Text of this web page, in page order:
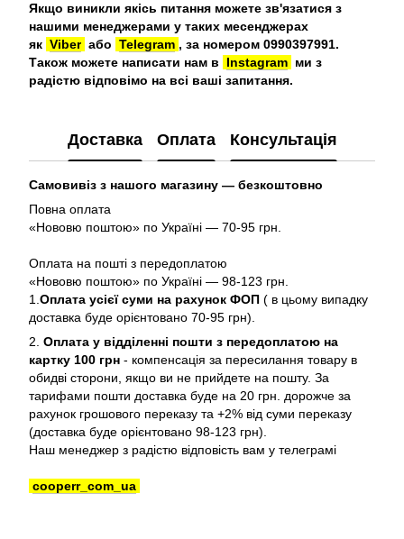
Якщо виникли якісь питання можете зв'язатися з
нашими менеджерами у таких месенджерах
як Viber або Telegram , за номером 0990397991.
Також можете написати нам в
Instagram ми з
радістю відповімо на всі ваші запитання.
Доставка Оплата Консультація
Самовивіз з нашого магазину — безкоштовно
Повна оплата
«Нововю поштою» по Україні — 70-95 грн.
Оплата на пошті з передоплатою
«Нововю поштою» по Україні — 98-123 грн.
1. Оплата усієї суми на рахунок ФОП ( в цьому випадку
доставка буде орієнтовано 70-95 грн).
2. Оплата у відділенні пошти з передоплатою на
картку 100 грн - компенсація за пересилання товару в
обидві сторони, якщо ви не прийдете на пошту. За
тарифами пошти доставка буде на 20 грн. дорожче за
рахунок грошового переказу та +2% від суми переказу
(доставка буде орієнтовано 98-123 грн).
Наш менеджер з радістю відповість вам у телеграмі
cooperr_com_ua